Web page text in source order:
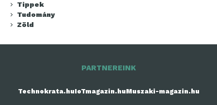
Tippek
Tudomány
Zöld
PARTNEREINK
Technokrata.huIoTmagazin.huMuszaki-magazin.hu